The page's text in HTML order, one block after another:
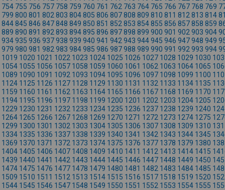
754 755 756 757 758 759 760 761 762 763 764 765 766 767 768 769
799 800 801 802 803 804805 806 807808 809 810 811 812 813 814
844845 846 847848 849 850 851 852 853 854855 856 857858 859
889 890 891 892 893 894895 896 897898 899 900 901 902 903 904
934935 936 937938 939 940 941 942 943 944945 946 947948 949
979 980 981 982 983 984985 986 987988 989 990 991 992 993 994
1019 1020 1021 1022 1023 1024 1025 1026 1027 1028 1029 1030
1054 1055 1056 1057 1058 1059 1060 1061 1062 1063 1064 1065
1089 1090 1091 1092 1093 1094 1095 1096 1097 1098 1099 1100
1124 1125 1126 1127 1128 1129 1130 1131 1132 1133 1134 1135
1159 1160 1161 1162 1163 1164 1165 1166 1167 1168 1169 1170
1194 1195 1196 1197 1198 1199 1200 1201 1202 1203 1204 1205
1229 1230 1231 1232 1233 1234 1235 1236 1237 1238 1239 1240
1264 1265 1266 1267 1268 1269 1270 1271 1272 1273 1274 1275
1299 1300 1301 1302 1303 1304 1305 1306 1307 1308 1309 1310
1334 1335 1336 1337 1338 1339 1340 1341 1342 1343 1344 1345
1369 1370 1371 1372 1373 1374 1375 1376 1377 1378 1379 1380
1404 1405 1406 1407 1408 1409 1410 1411 1412 1413 1414 1415
1439 1440 1441 1442 1443 1444 1445 1446 1447 1448 1449 1450
1474 1475 1476 1477 1478 1479 1480 1481 1482 1483 1484 1485
1509 1510 1511 1512 1513 1514 1515 1516 1517 1518 1519 1520
1544 1545 1546 1547 1548 1549 1550 1551 1552 1553 1554 1555